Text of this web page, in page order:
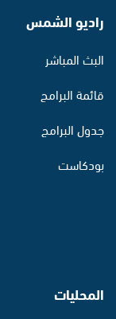
راديو الشمس
البث المباشر
قائمة البرامج
جدول البرامج
بودكاست
المحليات